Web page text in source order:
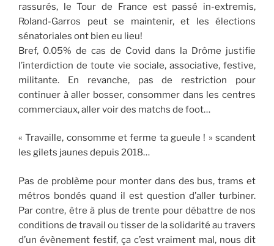
rassurés, le Tour de France est passé in-extremis,
Roland-Garros peut se maintenir, et les élections
sénatoriales ont bien eu lieu!
Bref, 0.05% de cas de Covid dans la Drôme justifie
l’interdiction de toute vie sociale, associative, festive,
militante. En revanche, pas de restriction pour
continuer à aller bosser, consommer dans les centres
commerciaux, aller voir des matchs de foot…
« Travaille, consomme et ferme ta gueule ! » scandent
les gilets jaunes depuis 2018…
Pas de problème pour monter dans des bus, trams et
métros bondés quand il est question d’aller turbiner.
Par contre, être à plus de trente pour débattre de nos
conditions de travail ou tisser de la solidarité au travers
d’un évènement festif, ça c’est vraiment mal, nous dit